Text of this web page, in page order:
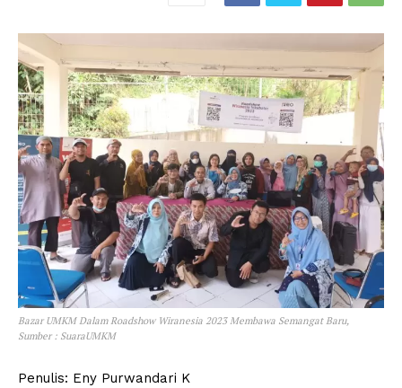
Bazar UMKM Dalam Roadshow Wiranesia 2023 Membawa Semangat Baru,
Sumber : SuaraUMKM
Penulis: Eny Purwandari K